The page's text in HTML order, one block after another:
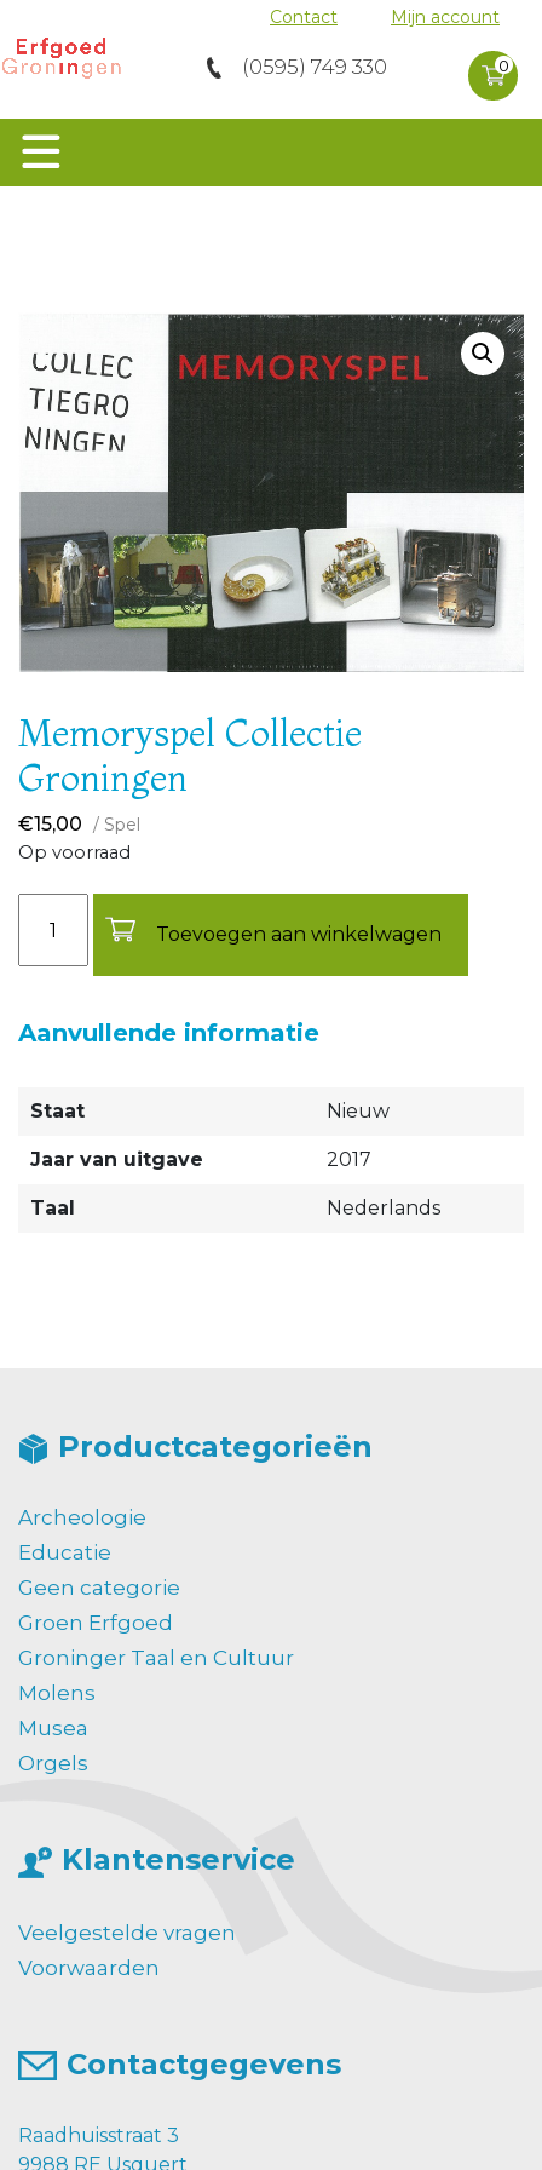
Contact Mijn account
(0595) 749 330 0
Molens
Groningen
Memoryspel Collectie
Groningen
€15,00 / Spel
Op voorraad
Toevoegen aan winkelwagen
Aanvullende informatie
Staat Nieuw
Jaar van uitgave 2017
Taal Nederlands
Productcategorieën
Archeologie
Educatie
Geen categorie
Groen Erfgoed
Groninger Taal en Cultuur
Molens
Musea
Orgels
Klantenservice
Veelgestelde vragen
Voorwaarden
Contactgegevens
Raadhuisstraat 3
9988 RE Usquert